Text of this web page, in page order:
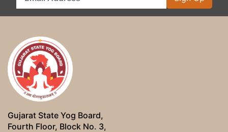
Gujarat State Yog Board,
Fourth Floor, Block No. 3,